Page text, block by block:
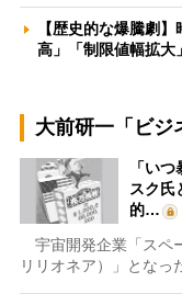
【歴史的な爆騰劇
高」「制限値幅拡
大前研一「ビジ
「い
スク氏
的…
宇宙開発企業「スペ
リリオネア）」とな